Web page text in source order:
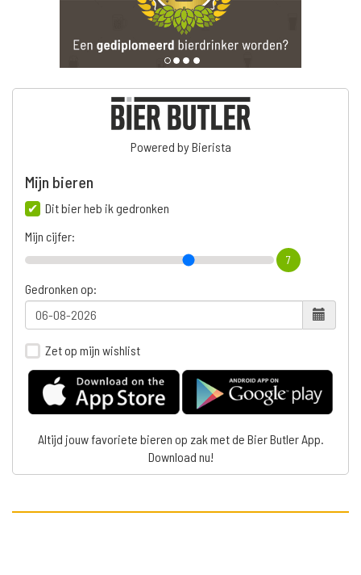
Powered by Bierista
Mijn bieren
Dit bier heb ik gedronken
Mijn cijfer:
7
Gedronken op:
Zet op mijn wishlist
Altijd jouw favoriete bieren op zak met de Bier Butler App.
Download nu!